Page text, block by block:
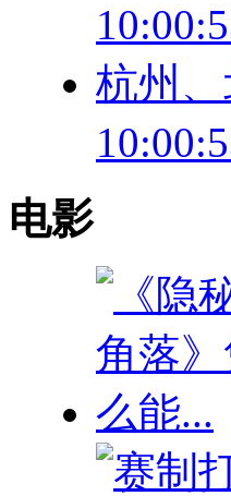
杭州
电影